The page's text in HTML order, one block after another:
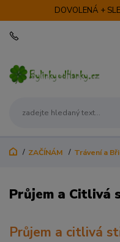
DOVOLENÁ +
ZAČÍNÁM Trávení a
Průjem a Citlivá
Průjem a citlivá